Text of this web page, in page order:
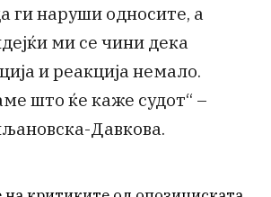
ги наруши односите, а
ми се чини дека
и реакција немало.
што ќе каже судот“ –
Давкова.